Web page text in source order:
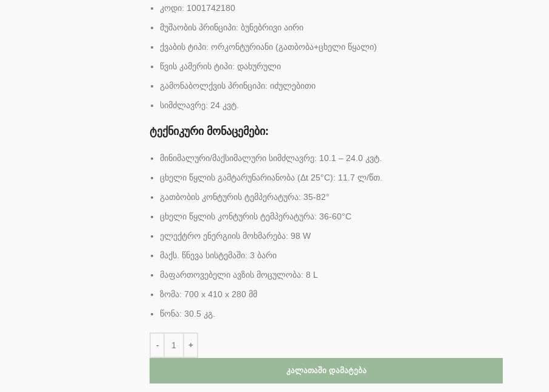
კოდი: 1001742180
მუშაობის პრინციპი: ბუნებრივი აირი
ქვაბის ტიპი: ორკონტურიანი (გათბობა+ცხელი წყალი)
წვის კამერის ტიპი: დახურული
გამონაბოლქვის პრინციპი: იძულებითი
სიმძლავრე: 24 კვტ.
ტექნიკური მონაცემები:
მინიმალური/მაქსიმალური სიმძლავრე: 10.1 – 24.0 კვტ.
ცხელი წყლის გამტარუნარიანობა (Δt 25°C): 11.7 ლ/წთ.
გათბობის კონტურის ტემპერატურა: 35-82°
ცხელი წყლის კონტურის ტემპერატურა: 36-60°C
ელექტრო ენერგიის მოხმარება: 98 W
მაქს. წნევა სისტემაში: 3 ბარი
მაფართოვებელი ავზის მოცულობა: 8 L
ზომა: 700 х 410 х 280 მმ
წონა: 30.5 კგ.
ᲙᲐᲚᲐᲗᲐᲨᲘ ᲓᲐᲛᲐᲢᲔᲑᲐ